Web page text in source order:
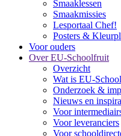
Smaaklessen
Smaakmissies
Lesportaal Chef!
Posters &
Voor ouders
Over EU-Schoolfruit
Overzicht
Wat is EU-
Onderzoek &
Nieuws en
Voor
Voor leveranciers
Voor